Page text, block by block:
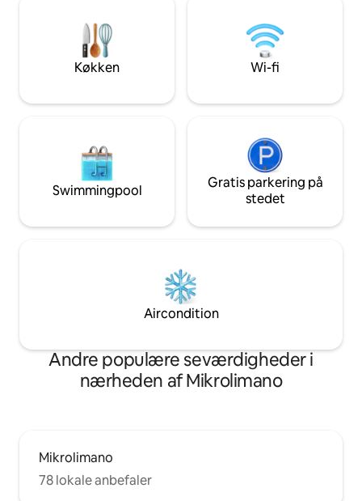
stille – og
hvile og afslapning
Køkken Wi-fi
Swimmingpool
Gratis parkering på
stedet
Aircondition
Andre populære seværdigheder i
nærheden af Mikrolimano
Mikrolimano
78 lokale anbefaler